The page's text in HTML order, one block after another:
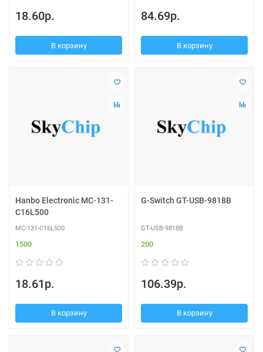
18.60р.
В корзину
84.69р.
В корзину
Hanbo Electronic MC-131-
C16L500
MC-131-C16L500
1500
18.61р.
В корзину
G-Switch GT-USB-9818B
GT-USB-9818B
200
106.39р.
В корзину